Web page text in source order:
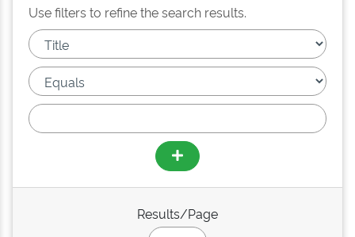
Use filters to refine the search results.
Results/Page